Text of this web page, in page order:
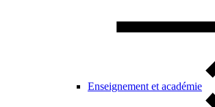
Enseignement et académie